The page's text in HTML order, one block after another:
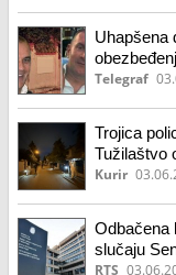
Uhapšena
Nešovića
Telegraf
Trojica
Tužilaštvo
slučaju
Kurir
Odbačena
slučaju
Centralnog
RTS